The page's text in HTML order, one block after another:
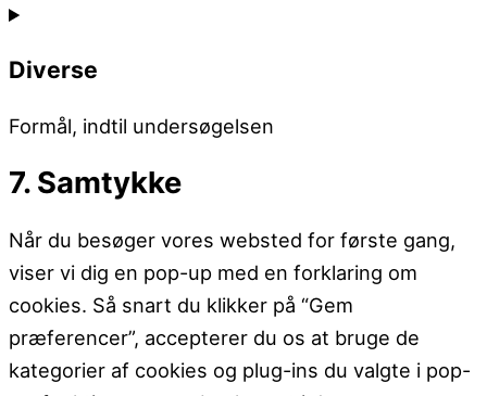
Consent
service
google-
Diverse
Formål, indtil undersøgelsen
Consent
service
diverse
7. Samtykke
Når du besøger vores websted for første gang,
viser vi dig en pop-up med en forklaring om
cookies. Så snart du klikker på “Gem
præferencer”, accepterer du os at bruge de
kategorier af cookies og plug-ins du valgte i pop-